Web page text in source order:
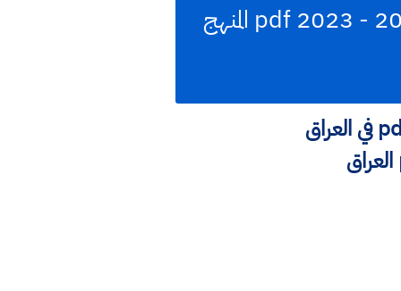
تحميل كتاب القران الكريم الصف الخامس ابتدائي الطبعة الجديدة 2022 - 2023 pdf المنهج